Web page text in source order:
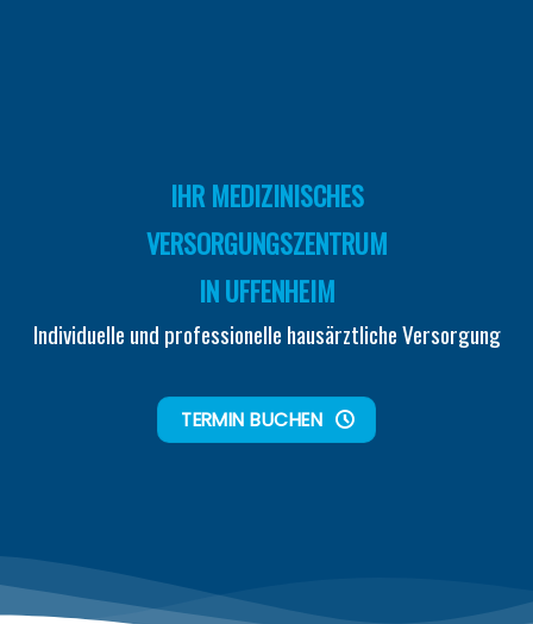
IHR MEDIZINISCHES
VERSORGUNGSZENTRUM
IN UFFENHEIM
Individuelle und professionelle hausärztliche Versorgung
TERMIN BUCHEN